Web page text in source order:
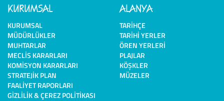
KURUMSAL
KURUMSAL
MÜDÜRLÜKLER
MUHTARLAR
MECLIS KARARLARI
KOMISYON KARARLARI
STRATEJIK PLAN
FAALIYET RAPORLARI
GIZLILIK & ÇEREZ POLITIKASI
ALANYA
TARIHÇE
TARIHI YERLER
ÖREN YERLERI
PLAJLAR
KÖŞKLER
MÜZELER